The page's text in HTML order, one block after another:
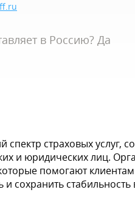
в Россию? Да
страховых услуг,
и юридических лиц.
помогают
сохранить